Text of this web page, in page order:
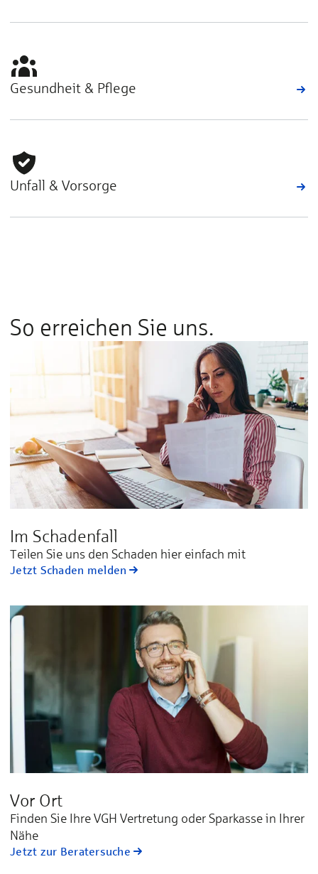
Gesundheit & Pflege
Unfall & Vorsorge
So erreichen Sie uns.
Im Schadenfall
Teilen Sie uns den Schaden hier einfach mit
Jetzt Schaden melden
Vor Ort
Finden Sie Ihre VGH Vertretung oder Sparkasse in Ihrer
Nähe
Jetzt zur Beratersuche